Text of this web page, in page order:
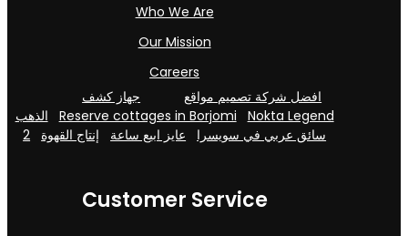
Who We Are
Our Mission
Careers
افضل شركة تصميم مواقع
جهاز كشف
الذهب
Reserve cottages in Borjomi
Nokta Legend
2
سائق عربي في سويسرا عايز ابيع ساعة إنتاج القهوة
Customer Service